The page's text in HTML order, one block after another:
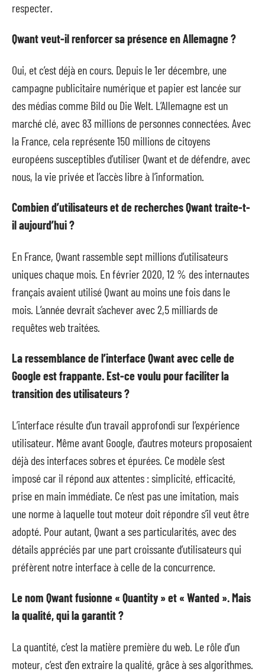
respecter.
Qwant veut-il renforcer sa présence en Allemagne ?
Oui, et c’est déjà en cours. Depuis le 1er décembre, une
campagne publicitaire numérique et papier est lancée sur
des médias comme Bild ou Die Welt. L’Allemagne est un
marché clé, avec 83 millions de personnes connectées. Avec
la France, cela représente 150 millions de citoyens
européens susceptibles d’utiliser Qwant et de défendre, avec
nous, la vie privée et l’accès libre à l’information.
Combien d’utilisateurs et de recherches Qwant traite-t-
il aujourd’hui ?
En France, Qwant rassemble sept millions d’utilisateurs
uniques chaque mois. En février 2020, 12 % des internautes
français avaient utilisé Qwant au moins une fois dans le
mois. L’année devrait s’achever avec 2,5 milliards de
requêtes web traitées.
La ressemblance de l’interface Qwant avec celle de
Google est frappante. Est-ce voulu pour faciliter la
transition des utilisateurs ?
L’interface résulte d’un travail approfondi sur l’expérience
utilisateur. Même avant Google, d’autres moteurs proposaient
déjà des interfaces sobres et épurées. Ce modèle s’est
imposé car il répond aux attentes : simplicité, efficacité,
prise en main immédiate. Ce n’est pas une imitation, mais
une norme à laquelle tout moteur doit répondre s’il veut être
adopté. Pour autant, Qwant a ses particularités, avec des
détails appréciés par une part croissante d’utilisateurs qui
préfèrent notre interface à celle de la concurrence.
Le nom Qwant fusionne « Quantity » et « Wanted ». Mais
la qualité, qui la garantit ?
La quantité, c’est la matière première du web. Le rôle d’un
moteur, c’est d’en extraire la qualité, grâce à ses algorithmes.